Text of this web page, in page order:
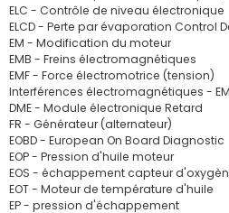
ELC - Contrôle de niveau électronique
ELCD - Perte par évaporation Control
EM - Modification du moteur
EMB - Freins électromagnétiques
EMF - Force électromotrice (tension)
Interférences électromagnétiques -
DME - Module électronique Retard
FR - Générateur (alternateur)
EOBD - European On Board Diagnostic
EOP - Pression d'huile moteur
EOS - échappement capteur
EOT - Moteur de température d'huile
EP - pression d'échappement